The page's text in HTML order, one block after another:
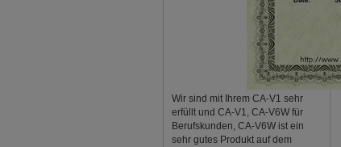
Wir sind mit Ihrem CA-V1 sehr
erfüllt und CA-V1, CA-V6W für
Berufskunden, CA-V6W ist ein
sehr gutes Produkt auf dem